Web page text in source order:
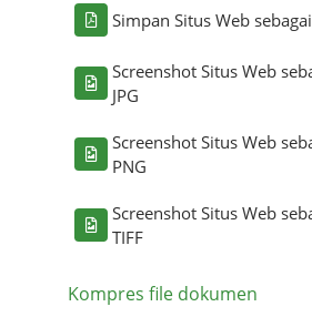
Simpan Situs Web
Screenshot Situs Web
JPG
Screenshot Situs Web
PNG
Screenshot Situs Web
TIFF
Kompres file dokumen